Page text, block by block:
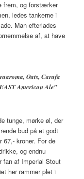
frem, og forstærker
ledes tankerne i
Man efterlades
af, at have
Oats, Carafa
American Ale”
tunge, mørke øl, der
bud på et godt
67,- kroner. For de
og endnu
fan af Imperial Stout
her rammer plet i